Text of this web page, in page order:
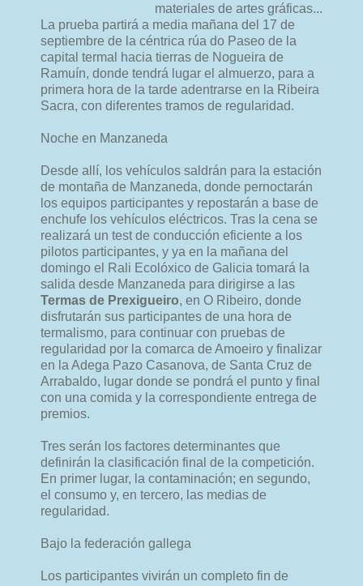
materiales de artes gráficas...
La prueba partirá a media mañana del 17 de
septiembre de la céntrica rúa do Paseo de la
capital termal hacia tierras de Nogueira de
Ramuín, donde tendrá lugar el almuerzo, para a
primera hora de la tarde adentrarse en la Ribeira
Sacra, con diferentes tramos de regularidad.
Noche en Manzaneda
Desde allí, los vehículos saldrán para la estación
de montaña de Manzaneda, donde pernoctarán
los equipos participantes y repostarán a base de
enchufe los vehículos eléctricos. Tras la cena se
realizará un test de conducción eficiente a los
pilotos participantes, y ya en la mañana del
domingo el Rali Ecolóxico de Galicia tomará la
salida desde Manzaneda para dirigirse a las
Termas de Prexigueiro, en O Ribeiro, donde
disfrutarán sus participantes de una hora de
termalismo, para continuar con pruebas de
regularidad por la comarca de Amoeiro y finalizar
en la Adega Pazo Casanova, de Santa Cruz de
Arrabaldo, lugar donde se pondrá el punto y final
con una comida y la correspondiente entrega de
premios.
Tres serán los factores determinantes que
definirán la clasificación final de la competición.
En primer lugar, la contaminación; en segundo,
el consumo y, en tercero, las medias de
regularidad.
Bajo la federación gallega
Los participantes vivirán un completo fin de